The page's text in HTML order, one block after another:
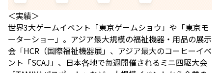
＜実績＞
世界3大ゲームイベント「東京ゲームショウ」や「東京モ
ーターショー」。アジア最大規模の福祉機器・用品の展示
会「HCR（国際福祉機器展」、アジア最大のコーヒーイベ
ント「SCAJ」、日本各地で毎週開催されるミニ四駆大会